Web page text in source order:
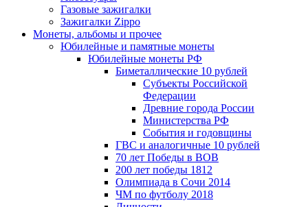
Газовые зажигалки
Зажигалки Zippo
Монеты, альбомы и прочее
Юбилейные и памятные монеты
Юбилейные монеты РФ
Биметаллические 10 рублей
Субъекты Российской
Федерации
Древние города России
Министерства РФ
События и годовщины
ГВС и аналогичные 10 рублей
70 лет Победы в ВОВ
200 лет победы 1812
Олимпиада в Сочи 2014
ЧМ по футболу 2018